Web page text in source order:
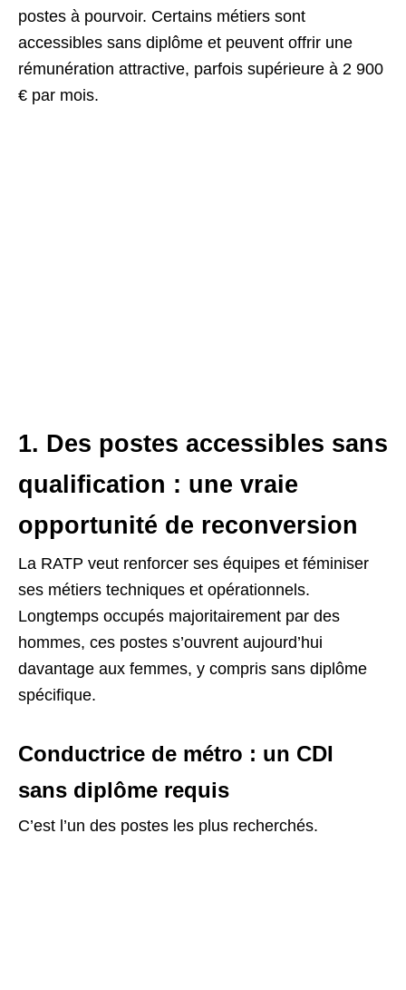
postes à pourvoir. Certains métiers sont
accessibles sans diplôme et peuvent offrir une
rémunération attractive, parfois supérieure à 2 900
€ par mois.
1. Des postes accessibles sans
qualification : une vraie
opportunité de reconversion
La RATP veut renforcer ses équipes et féminiser
ses métiers techniques et opérationnels.
Longtemps occupés majoritairement par des
hommes, ces postes s’ouvrent aujourd’hui
davantage aux femmes, y compris sans diplôme
spécifique.
Conductrice de métro : un CDI
sans diplôme requis
C’est l’un des postes les plus recherchés.